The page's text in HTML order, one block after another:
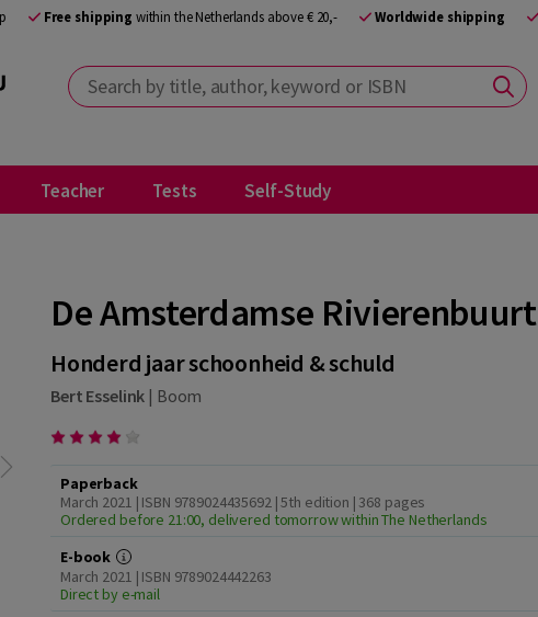
Free shipping within the Netherlands above € 20,- Worldwide shipping
Search by title, author, keyword or ISBN
Teacher Tests Self-Study
De Amsterdamse Rivierenbuurt
Honderd jaar schoonheid & schuld
Bert Esselink | Boom
Paperback
March 2021 | ISBN 9789024435692 | 5th edition | 368 pages
Ordered before 21:00, delivered tomorrow within The Netherlands
E-book
March 2021 | ISBN 9789024442263
Direct by e-mail